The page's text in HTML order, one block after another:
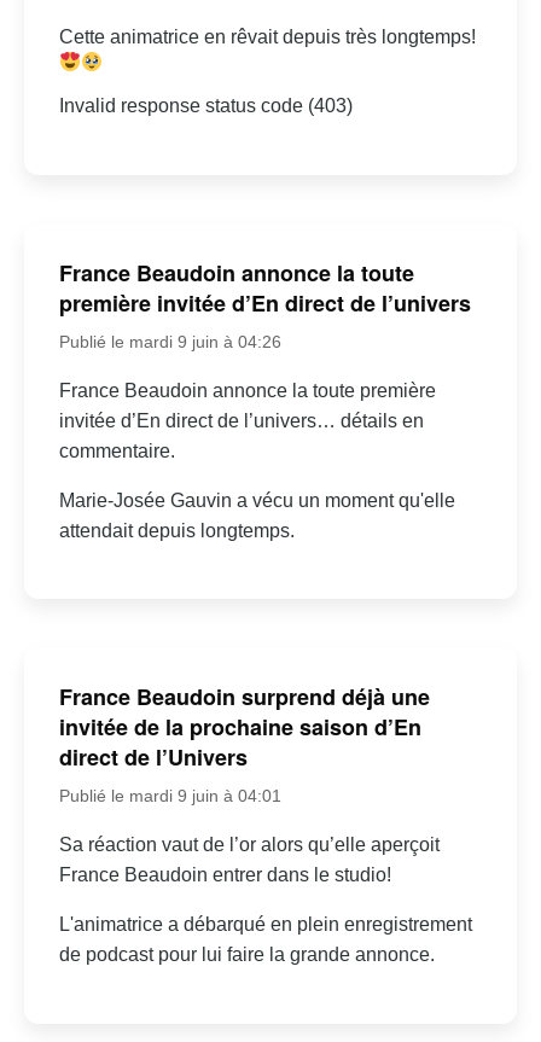
Cette animatrice en rêvait depuis très longtemps!
Invalid response status code (403)
France Beaudoin annonce la toute
première invitée d’En direct de l’univers
Publié le mardi 9 juin à 04:26
France Beaudoin annonce la toute première
invitée d’En direct de l’univers… détails en
commentaire.
Marie-Josée Gauvin a vécu un moment qu'elle
attendait depuis longtemps.
France Beaudoin surprend déjà une
invitée de la prochaine saison d’En
direct de l’Univers
Publié le mardi 9 juin à 04:01
Sa réaction vaut de l’or alors qu’elle aperçoit
France Beaudoin entrer dans le studio!
L'animatrice a débarqué en plein enregistrement
de podcast pour lui faire la grande annonce.